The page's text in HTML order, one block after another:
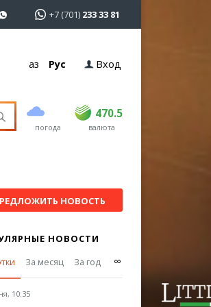
+7 (701) 233 33 81
Қаз Рус Вход
погода
470.5
USD 468.5 470.5
EUR валюта
НОВОСТЬ
НОВОСТИ
За месяц За год ∞
10:35